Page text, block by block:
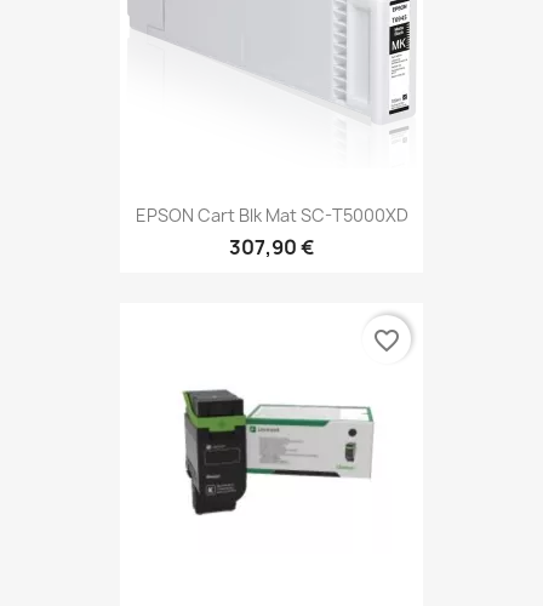
EPSON Cart Blk Mat SC-T5000XD
307,90 €
favorite_border